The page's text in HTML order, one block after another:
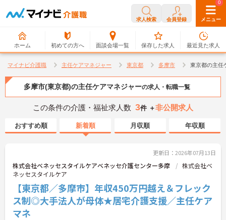
求人検索 会員登録 メニュー
ホーム 初めての方へ 面談会場一覧
0
保存した求人
0
最近見た求人
マイナビ介護職 主任ケアマネジャー 東京都 多摩市 東京都の主任
多摩市(東京都)の主任ケアマネジャーの求人・転職一覧
この条件の介護・福祉求人数 3件 ＋非公開求人
おすすめ順 新着順 月収順 年収順
更新日：2026年07月13日
株式会社ベネッセスタイルケアベネッセ介護センター多摩
株式会社ベ
ネッセスタイルケア
【東京都／多摩市】年収450万円越え＆フレック
ス制◎大手法人が母体★居宅介護支援／主任ケア
マネ